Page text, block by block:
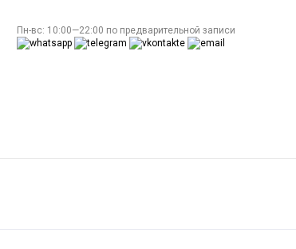
Пн-вс: 10:00—22:00 по предварительной записи